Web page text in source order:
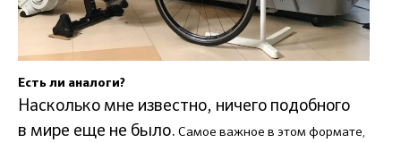
Есть ли аналоги?
Насколько мне известно, ничего подобного
в мире еще не было. Самое важное в этом формате,